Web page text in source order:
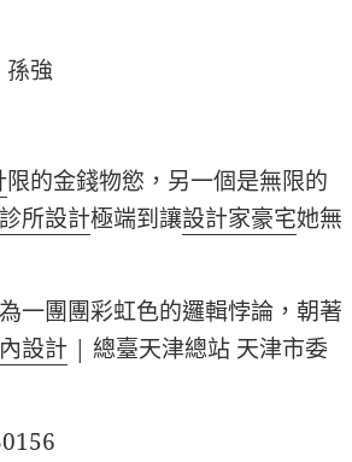
孫強
限的金錢物慾，另一個是無限的
所設計極端到讓設計家豪宅她無
一團團彩虹色的邏輯悖論，朝著
設計 | 總臺天津總站 天津市委